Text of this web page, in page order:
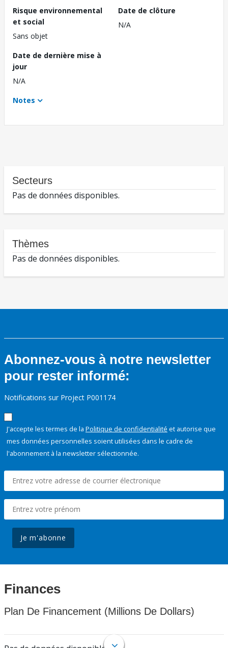
Risque environnemental
et social
Sans objet
Date de clôture
N/A
Date de dernière mise à
jour
N/A
Notes
Secteurs
Pas de données disponibles.
Thèmes
Pas de données disponibles.
Abonnez-vous à notre newsletter
pour rester informé:
Notifications sur Project P001174
J'accepte les termes de la Politique de confidentialité et autorise que
mes données personnelles soient utilisées dans le cadre de
l'abonnement à la newsletter sélectionnée.
Je m'abonne
Finances
Plan De Financement (Millions De Dollars)